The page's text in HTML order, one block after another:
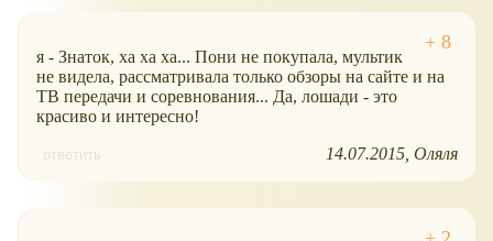
я - Знаток, ха ха ха... Пони не покупала, мультик
не видела, рассматривала только обзоры на сайте и на
ТВ передачи и соревнования... Да, лошади - это
красиво и интересно!
ответить 14.07.2015 Оляля